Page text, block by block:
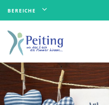
BEREICHE